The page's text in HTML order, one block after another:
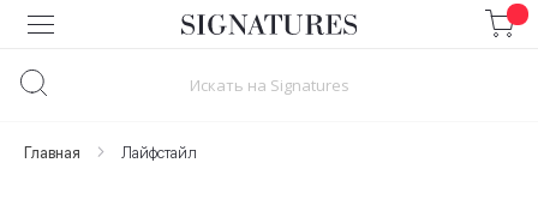
Skip
to
Главная Лайфстайл